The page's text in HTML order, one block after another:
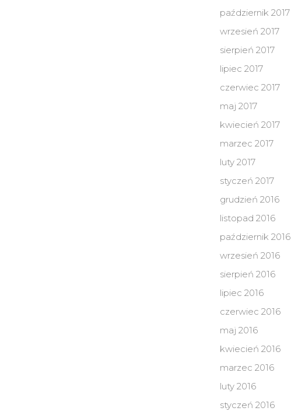
październik 2017
wrzesień 2017
sierpień 2017
lipiec 2017
czerwiec 2017
maj 2017
kwiecień 2017
marzec 2017
luty 2017
styczeń 2017
grudzień 2016
listopad 2016
październik 2016
wrzesień 2016
sierpień 2016
lipiec 2016
czerwiec 2016
maj 2016
kwiecień 2016
marzec 2016
luty 2016
styczeń 2016